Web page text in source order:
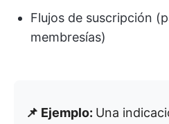
Flujos de suscripción
membresías)
📌 Ejemplo: Una